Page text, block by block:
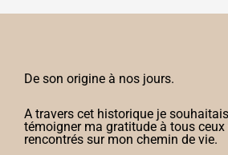
De son origine à nos jours.
A travers cet historique je
témoigner ma gratitude à tous ceux
rencontrés sur mon chemin de vie.